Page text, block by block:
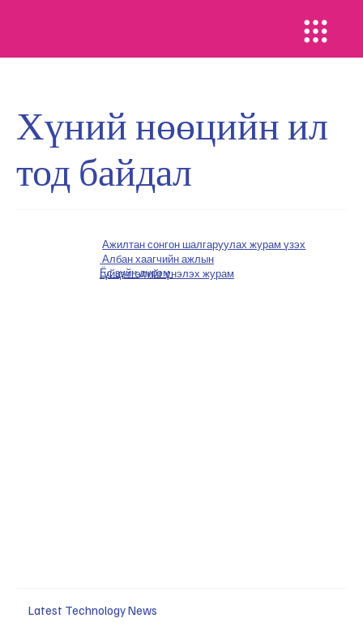
Хүний нөөцийн ил
тод байдал
Ажилтан сонгон шалгаруулах журам үзэх
Албан хаагчийн ажлын
гүйцэтгэлийг үнэлэх журам
Ёс зүйн дүрэм
Latest Technology News